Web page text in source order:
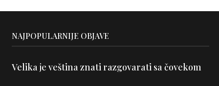
NAJPOPULARNIJE OBJAVE
Velika je veština znati razgovarati sa čovekom